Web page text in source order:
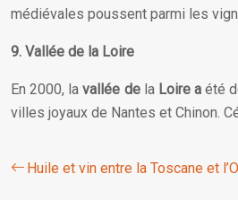
médiévales poussent parmi les
9. Vallée de la Loire
En 2000, lavallée dela Loire a été
villes joyaux de Nantes et Chinon.
Huile et vin entre la Toscane et